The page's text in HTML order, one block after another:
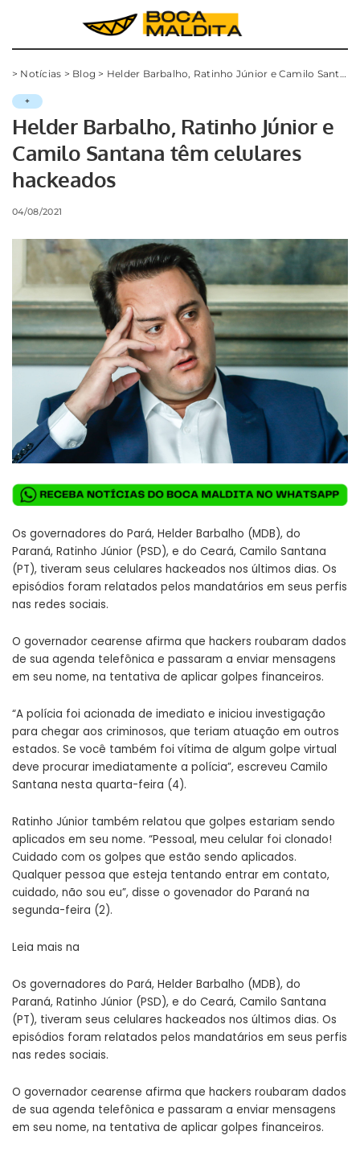
> Notícias > Blog > Helder Barbalho, Ratinho Júnior e Camilo Santana têm celulares hackeados
+
Helder Barbalho, Ratinho Júnior e
Camilo Santana têm celulares
hackeados
04/08/2021
Os governadores do Pará, Helder Barbalho (MDB), do
Paraná, Ratinho Júnior (PSD), e do Ceará, Camilo Santana
(PT), tiveram seus celulares hackeados nos últimos dias. Os
episódios foram relatados pelos mandatários em seus perfis
nas redes sociais.
O governador cearense afirma que hackers roubaram dados
de sua agenda telefônica e passaram a enviar mensagens
em seu nome, na tentativa de aplicar golpes financeiros.
“A polícia foi acionada de imediato e iniciou investigação
para chegar aos criminosos, que teriam atuação em outros
estados. Se você também foi vítima de algum golpe virtual
deve procurar imediatamente a polícia”, escreveu Camilo
Santana nesta quarta-feira (4).
Ratinho Júnior também relatou que golpes estariam sendo
aplicados em seu nome. “Pessoal, meu celular foi clonado!
Cuidado com os golpes que estão sendo aplicados.
Qualquer pessoa que esteja tentando entrar em contato,
cuidado, não sou eu”, disse o govenador do Paraná na
segunda-feira (2).
Leia mais na
Os governadores do Pará, Helder Barbalho (MDB), do
Paraná, Ratinho Júnior (PSD), e do Ceará, Camilo Santana
(PT), tiveram seus celulares hackeados nos últimos dias. Os
episódios foram relatados pelos mandatários em seus perfis
nas redes sociais.
O governador cearense afirma que hackers roubaram dados
de sua agenda telefônica e passaram a enviar mensagens
em seu nome, na tentativa de aplicar golpes financeiros.